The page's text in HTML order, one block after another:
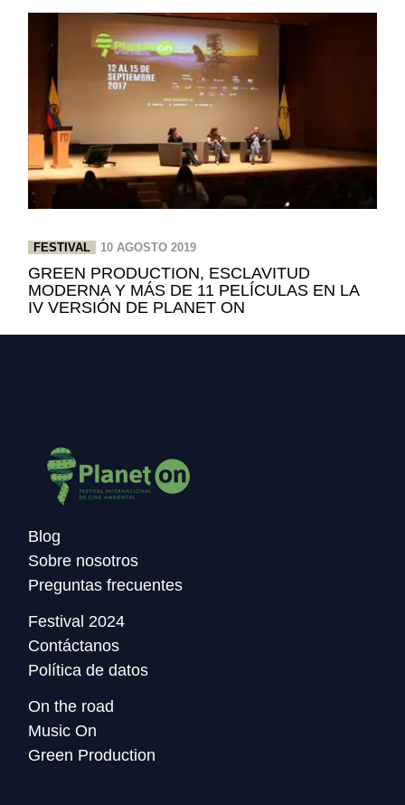
FESTIVAL 10 AGOSTO 2019
GREEN PRODUCTION, ESCLAVITUD
MODERNA Y MÁS DE 11 PELÍCULAS EN LA
IV VERSIÓN DE PLANET ON
Blog
Sobre nosotros
Preguntas frecuentes
Festival 2024
Contáctanos
Política de datos
On the road
Music On
Green Production